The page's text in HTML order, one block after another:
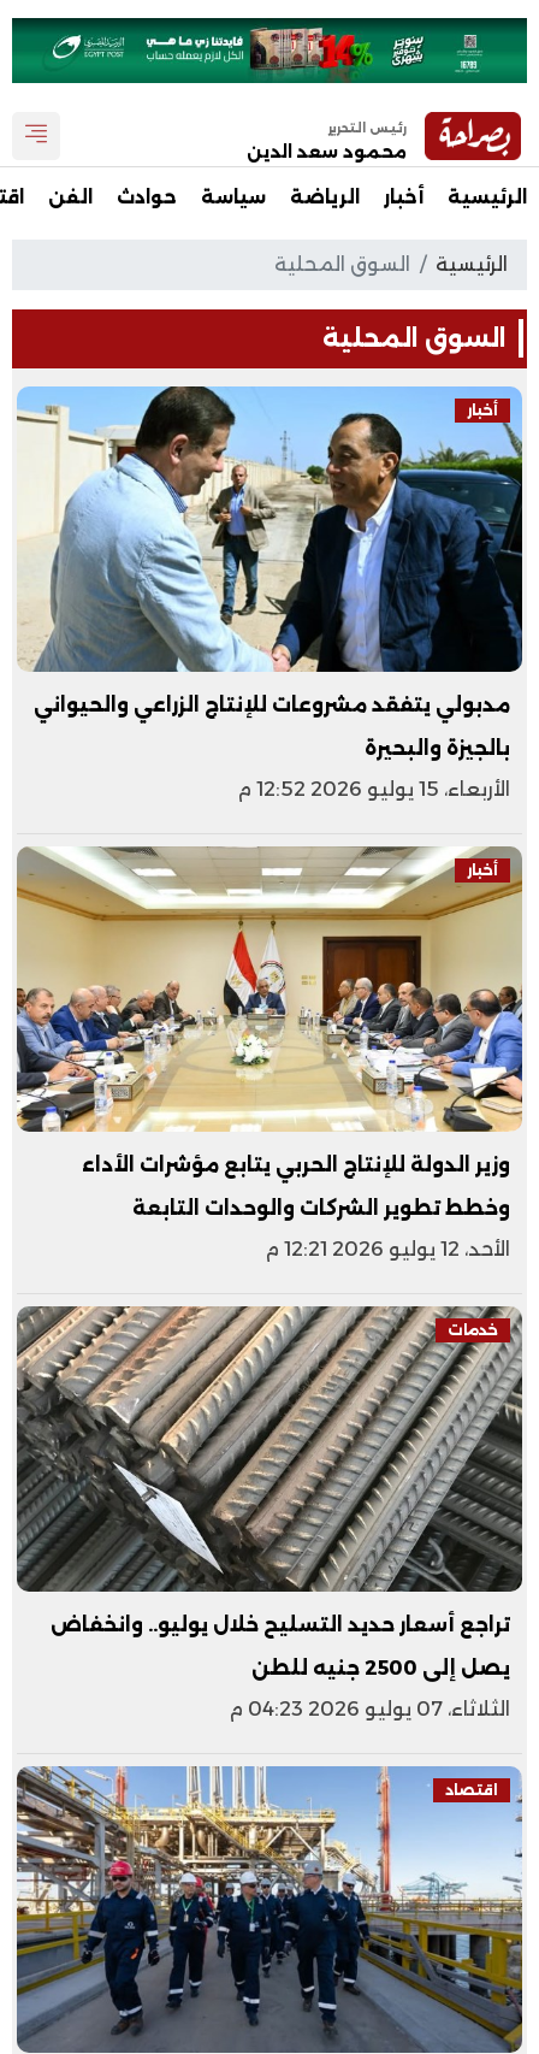
رئيس التحرير
محمود سعد الدين
الرئيسية أخبار الرياضة سياسة حوادث الفن
الرئيسية السوق المحلية
السوق المحلية
أخبار
مدبولي يتفقد مشروعات للإنتاج الزراعي والحيواني
بالجيزة والبحيرة
الأربعاء، 15 يوليو 2026 12:52 م
أخبار
وزير الدولة للإنتاج الحربي يتابع مؤشرات الأداء
وخطط تطوير الشركات والوحدات التابعة
الأحد، 12 يوليو 2026 12:21 م
خدمات
تراجع أسعار حديد التسليح خلال يوليو.. وانخفاض
يصل إلى 2500 جنيه للطن
الثلاثاء، 07 يوليو 2026 04:23 م
اقتصاد